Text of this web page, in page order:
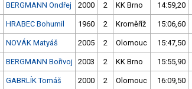
BERGMANN Ondřej 2000 2 KK Brno 14:59,20
HRABEC Bohumil 1960 2 Kroměříž 15:06,60
NOVÁK Matyáš 2005 2 Olomouc 15:47,50
BERGMANN Bořivoj 2003 2 KK Brno 15:55,90
GABRLÍK Tomáš 2000 2 Olomouc 16:09,50